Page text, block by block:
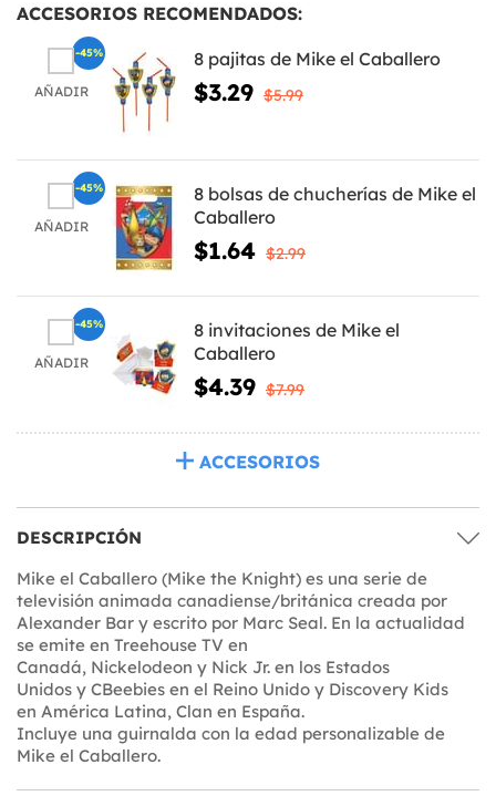
ACCESORIOS RECOMENDADOS:
AÑADIR
8 pajitas de Mike el Caballero
$3.29 $5.99
-45%
AÑADIR
8 bolsas de chucherías de Mike el
Caballero
$1.64 $2.99
-45%
AÑADIR
8 invitaciones de Mike el
Caballero
$4.39 $7.99
-45%
ACCESORIOS
DESCRIPCIÓN
Mike el Caballero (Mike the Knight) es una serie de
televisión animada canadiense/británica creada por
Alexander Bar y escrito por Marc Seal. En la actualidad
se emite en Treehouse TV en
Canadá, Nickelodeon y Nick Jr. en los Estados
Unidos y CBeebies en el Reino Unido y Discovery Kids
en América Latina, Clan en España.
Incluye una guirnalda con la edad personalizable de
Mike el Caballero.